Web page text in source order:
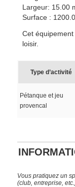
Largeur: 15.00
Surface :
Cet
loisir.
Type d’activité
Pétanque et jeu
provencal
Vous pratiquez un
(club, entreprise,